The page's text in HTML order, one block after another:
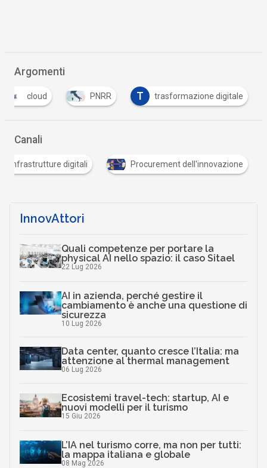
Argomenti
cloud PNRR T trasformazione digitale
Canali
Infrastrutture digitali Procurement
InnovAttori
Quali competenze per portare la
physical AI nello spazio: il caso Sitael
22 Lug 2026
AI in azienda, perché gestire il
cambiamento è anche una questione di
sicurezza
10 Lug 2026
Data center, quanto cresce l’Italia: ma
attenzione al thermal management
06 Lug 2026
Ecosistemi travel-tech: startup, AI e
nuovi modelli per il turismo
15 Giu 2026
L’IA nel turismo corre, ma non per tutti:
la mappa italiana e globale
08 Mag 2026